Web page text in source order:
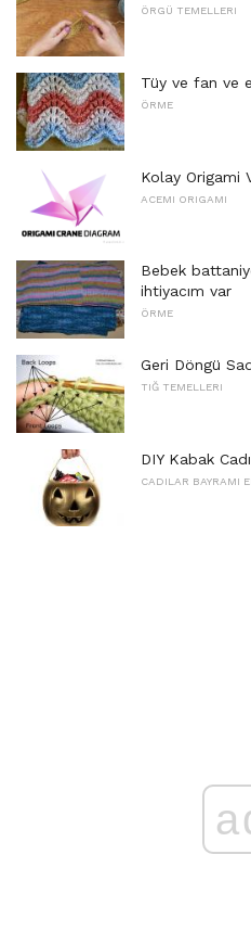
ÖRGÜ TEMELLERI
Tüy ve fan ve
ÖRME
Kolay Origami
ACEMI ORIGAMI
Bebek
ihtiyacım var
ÖRME
Geri Döngü
TIĞ TEMELLERI
DIY Kabak
CADILAR BAYRAMI